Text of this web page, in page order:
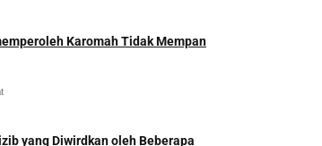
Karomah Tidak Mempan
yang Diwirdkan oleh Beberapa